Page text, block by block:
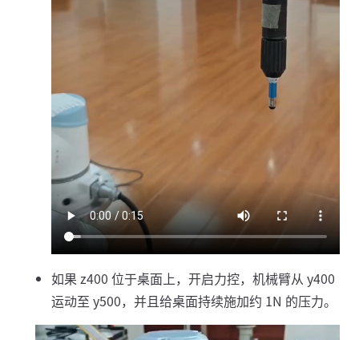
如果 z400 位于桌面上，开启力控，机械臂从 y400
运动至 y500，并且给桌面持续施加约 1N 的压力。